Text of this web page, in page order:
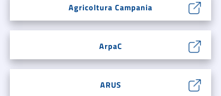
Agricoltura Campania
ArpaC
ARUS